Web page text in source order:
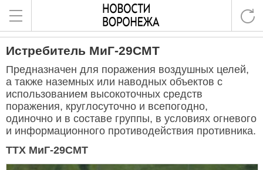
Истребитель МиГ-29СМТ
Предназначен для поражения воздушных целей,
а также наземных или наводных объектов с
использованием высокоточных средств
поражения, круглосуточно и всепогодно,
одиночно и в составе группы, в условиях огневого
и информационного противодействия противника.
ТТХ МиГ-29СМТ